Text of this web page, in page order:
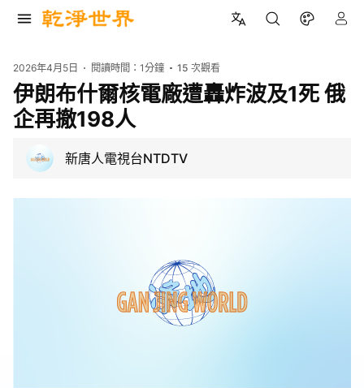
2026年4月5日 閱讀時間：1分鐘 15 次觀看
伊朗布什爾核電廠遭轟炸波及1死 俄
企再撤198人
新唐人電視台NTDTV